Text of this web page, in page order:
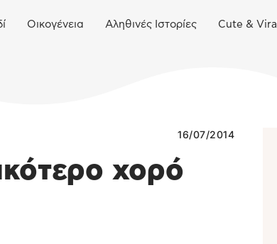
Οικογένεια Αληθινές Ιστορίες Cute & Viral
16/07/2014
χορό